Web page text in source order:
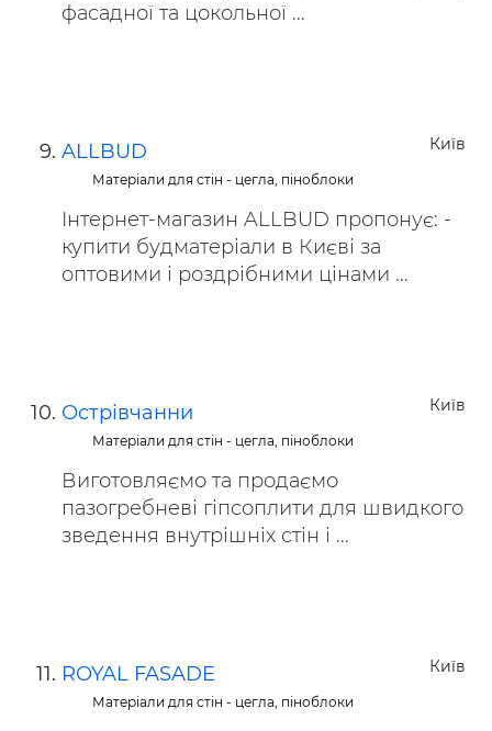
фасадної та цокольної ...
Київ
ALLBUD
Матеріали для стін - цегла, піноблоки
Інтернет-магазин ALLBUD пропонує: -
купити будматеріали в Києві за
оптовими і роздрібними цінами ...
Київ
Острівчанни
Матеріали для стін - цегла, піноблоки
Виготовляємо та продаємо
пазогребневі гіпсоплити для швидкого
зведення внутрішніх стін і ...
Київ
ROYAL FASADE
Матеріали для стін - цегла, піноблоки